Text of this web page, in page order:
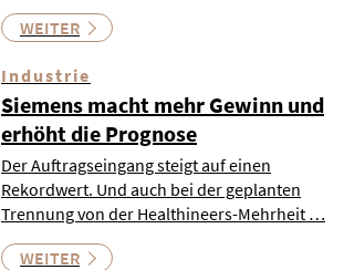
WEITER
Industrie
Siemens macht mehr Gewinn und
erhöht die Prognose
Der Auftragseingang steigt auf einen
Rekordwert. Und auch bei der geplanten
Trennung von der Healthineers-Mehrheit …
WEITER